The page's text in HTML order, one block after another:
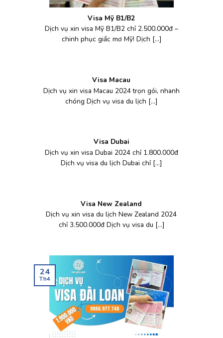
Visa Mỹ B1/B2
Dịch vụ xin visa Mỹ B1/B2 chỉ 2.500.000đ –
chinh phục giấc mơ Mỹ! Dịch [...]
Visa Macau
Dịch vụ xin visa Macau 2024 trọn gói, nhanh
chóng Dịch vụ visa du lịch [...]
Visa Dubai
Dịch vụ xin visa Dubai 2024 chỉ 1.800.000đ
Dịch vụ visa du lịch Dubai chỉ [...]
Visa New Zealand
Dịch vụ xin visa du lịch New Zealand 2024
chỉ 3.500.000đ Dịch vụ visa du [...]
24
Th4